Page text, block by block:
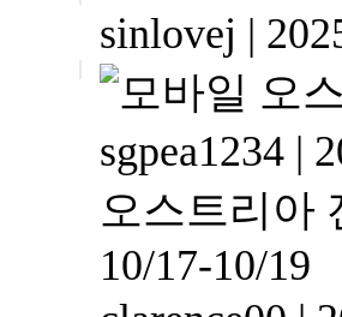
sinlovej |
오
sgpea1234 |
오스트리아
10/17-10/19